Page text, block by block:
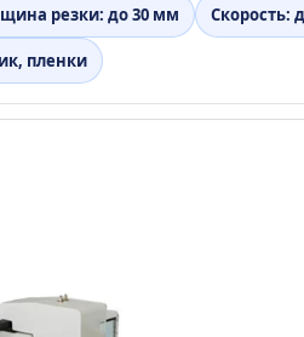
резки: до 30 мм Скорость:
пленки